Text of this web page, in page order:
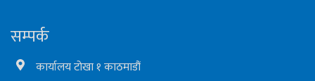
सम्पर्क
कार्यालय टोखा १ काठमाडौं